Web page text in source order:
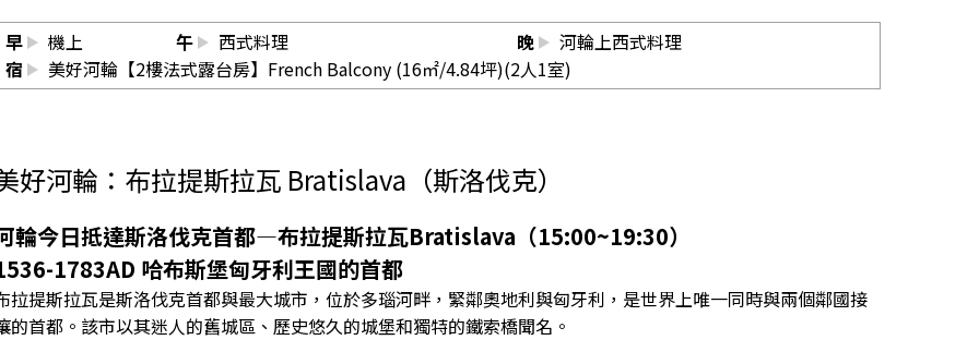
早 機上 午 西式料理 晚
河輪上西式料理
宿
美好河輪【2樓法式露台房】French Balcony (16㎡/4.84坪)(2人1室)
好河輪：布拉提斯拉瓦 Bratislava（斯洛伐克）
輪今日抵達斯洛伐克首都—布拉提斯拉瓦Bratislava（15:00~19:30）
1783AD 哈布斯堡匈牙利王國的首都
拉提斯拉瓦是斯洛伐克首都與最大城市，位於多瑙河畔，緊鄰奧地利與匈牙利，是世界上唯一同時與兩個鄰國接
的首都。該市以其迷人的舊城區、歷史悠久的城堡和獨特的鐵索橋聞名。